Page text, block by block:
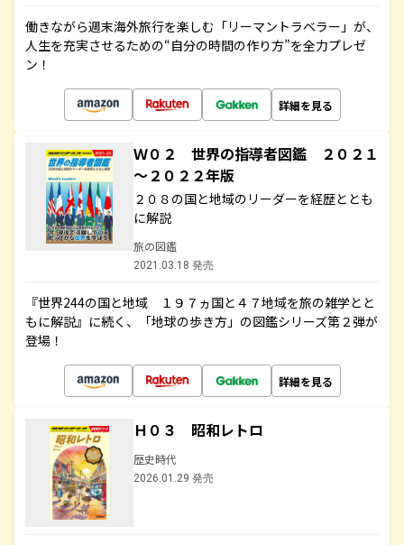
働きながら週末海外旅行を楽しむ「リーマントラベラー」が、
人生を充実させるための“自分の時間の作り方”を全力プレゼ
ン！
詳細を見る
Ｗ０２ 世界の指導者図鑑 ２０２１
～２０２２年版
２０８の国と地域のリーダーを経歴ととも
に解説
旅の図鑑
2021.03.18 発売
『世界244の国と地域 １９７ヵ国と４７地域を旅の雑学とと
もに解説』に続く、「地球の歩き方」の図鑑シリーズ第２弾が
登場！
詳細を見る
Ｈ０３ 昭和レトロ
歴史時代
2026.01.29 発売